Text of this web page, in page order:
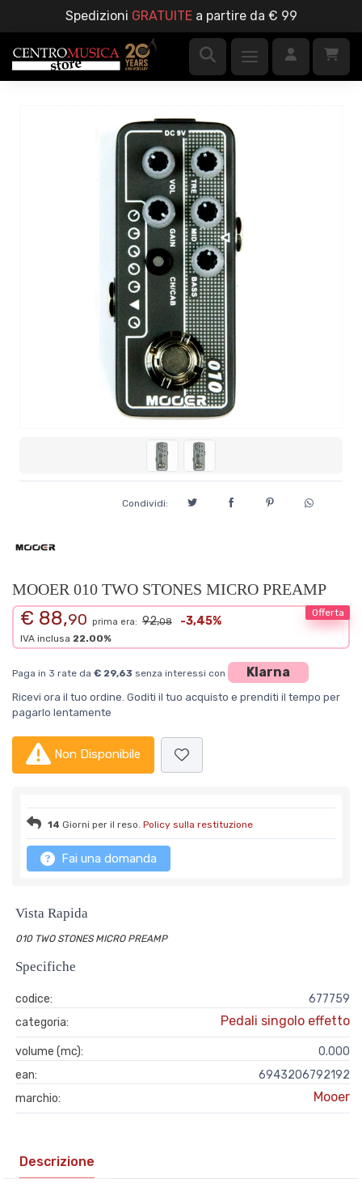
Spedizioni GRATUITEa partire da € 99
Condividi:
MOOER 010 TWO STONES MICRO PREAMP
Offerta
€ 88,90 prima era: 92,08 -3,45%
IVA inclusa 22.00%
Paga in 3 rate da € 29,63 senza interessi con Klarna
Ricevi ora il tuo ordine. Goditi il tuo acquisto e prenditi il tempo per
pagarlo lentamente
Non Disponibile
14 Giorni per il reso. Policy sulla restituzione
Fai una domanda
Vista Rapida
010 TWO STONES MICRO PREAMP
Specifiche
codice:
677759
categoria:
Pedali singolo effetto
volume (mc):
0.000
ean:
6943206792192
marchio:
Mooer
Descrizione